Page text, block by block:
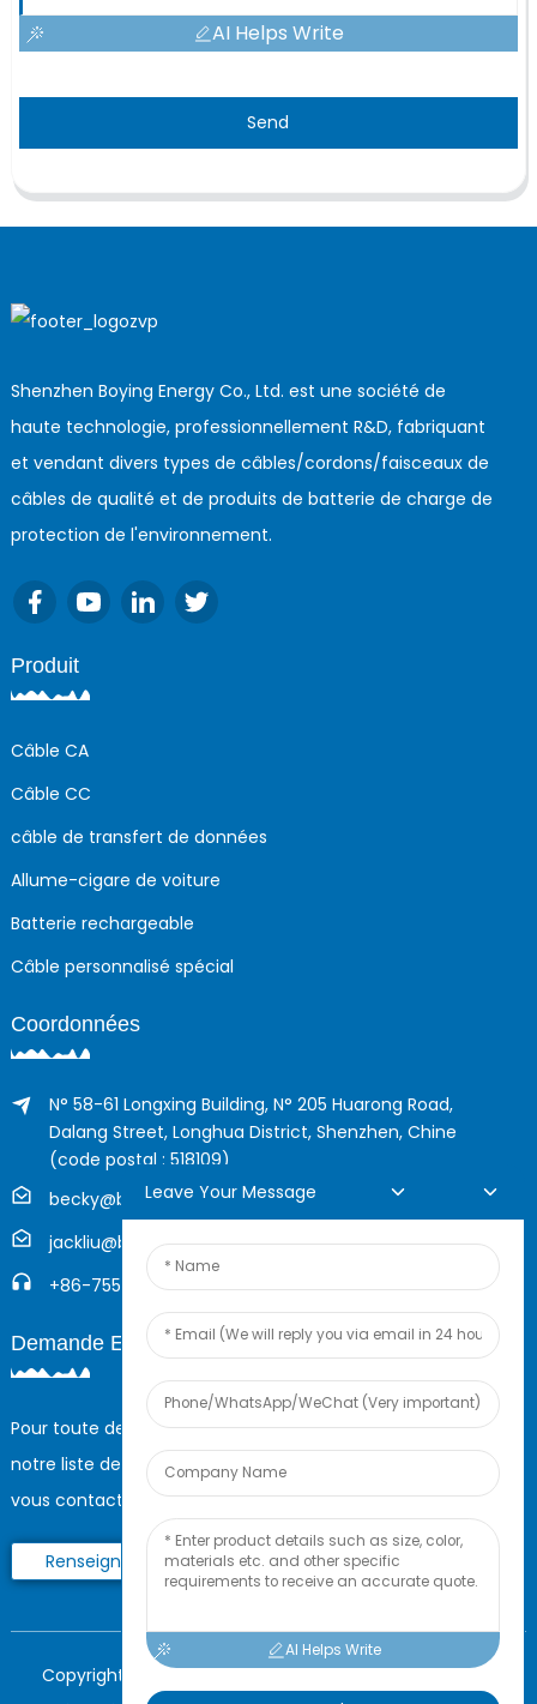
AI Helps Write
Send
Shenzhen Boying Energy Co., Ltd. est une société de
haute technologie, professionnellement R&D, fabriquant
et vendant divers types de câbles/cordons/faisceaux de
câbles de qualité et de produits de batterie de charge de
protection de l'environnement.
Produit
Câble CA
Câble CC
câble de transfert de données
Allume-cigare de voiture
Batterie rechargeable
Câble personnalisé spécial
Coordonnées
N° 58-61 Longxing Building, N° 205 Huarong Road,
Dalang Street, Longhua District, Shenzhen, Chine
(code postal : 518109)
becky@boyingcable.com
jackliu@boyingcable.com
+86-755-21014277
Demande En Ligne
Pour toute demande de renseignements sur nos produits ou
notre liste de prix, veuillez nous laisser votre e-mail et nous
vous contacterons dans les 24 heures.
Renseignez-Vous Maintenant
Copyright © 2023 Shenzhen Boying Energy Tous droits
Leave Your Message
AI Helps Write